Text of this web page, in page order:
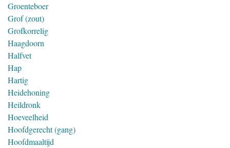
Groenteboer
Grof (zout)
Grofkorrelig
Haagdoorn
Halfvet
Hap
Hartig
Heidehoning
Heildronk
Hoeveelheid
Hoofdgerecht (gang)
Hoofdmaaltijd